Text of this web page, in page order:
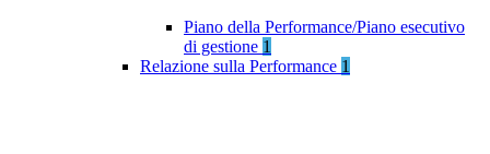
Piano della Performance/Piano esecutivo
di gestione 1
Relazione sulla Performance 1